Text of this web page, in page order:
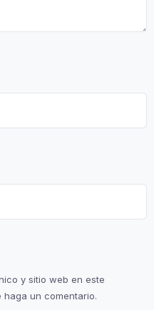
y sitio web en este
un comentario.